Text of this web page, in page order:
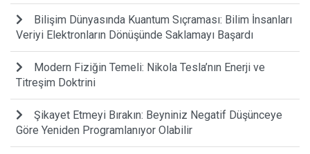
Bilişim Dünyasında Kuantum Sıçraması: Bilim İnsanları
Veriyi Elektronların Dönüşünde Saklamayı Başardı
Modern Fiziğin Temeli: Nikola Tesla’nın Enerji ve
Titreşim Doktrini
Şikayet Etmeyi Bırakın: Beyniniz Negatif Düşünceye
Göre Yeniden Programlanıyor Olabilir